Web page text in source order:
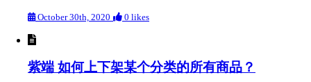
October 30th, 2020 0 likes
紫端 如何上下架某个分类的所有商品？